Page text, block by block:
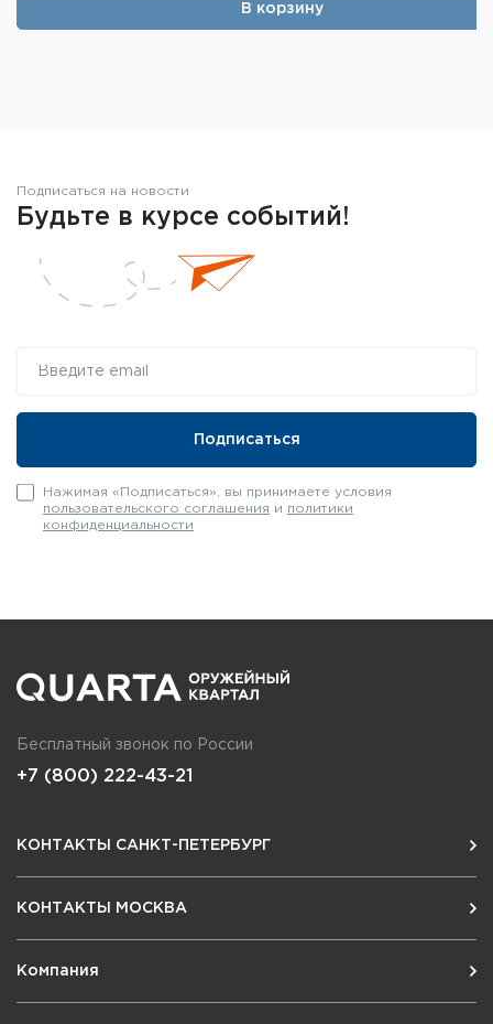
В корзину
Подписаться на новости
Будьте в курсе событий!
Нажимая «Подписаться», вы принимаете условия
пользовательского соглашения и политики
конфиденциальности
Бесплатный звонок по России
+7 (800) 222-43-21
КОНТАКТЫ САНКТ-ПЕТЕРБУРГ
КОНТАКТЫ МОСКВА
Компания